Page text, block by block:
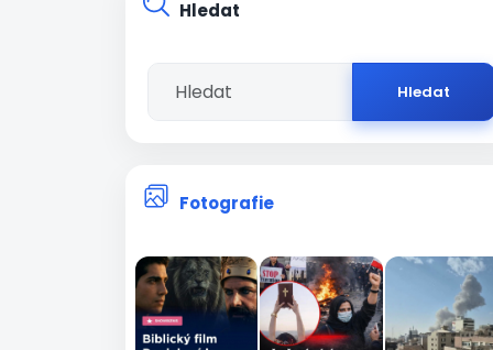
Hledat
Hledat
Fotografie